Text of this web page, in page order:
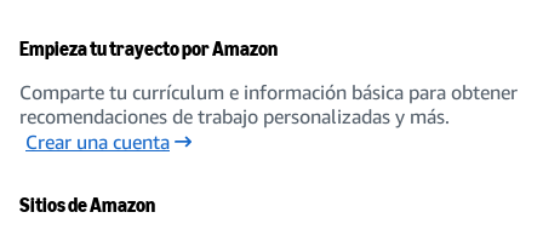
Empieza tu trayecto por Amazon
Comparte tu currículum e información básica para obtener
recomendaciones de trabajo personalizadas y más.
Crear una cuenta
Sitios de Amazon